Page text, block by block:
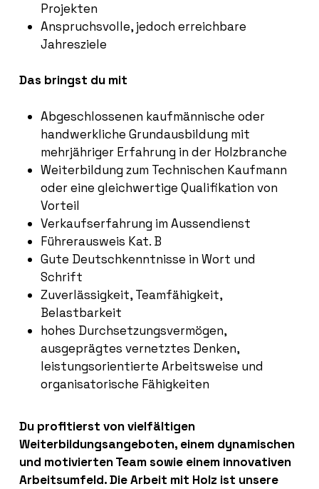
Projekten
Anspruchsvolle, jedoch erreichbare
Jahresziele
Das bringst du mit
Abgeschlossenen kaufmännische oder
handwerkliche Grundausbildung mit
mehrjähriger Erfahrung in der Holzbranche
Weiterbildung zum Technischen Kaufmann
oder eine gleichwertige Qualifikation von
Vorteil
Verkaufserfahrung im Aussendienst
Führerausweis Kat. B
Gute Deutschkenntnisse in Wort und
Schrift
Zuverlässigkeit, Teamfähigkeit,
Belastbarkeit
hohes Durchsetzungsvermögen,
ausgeprägtes vernetztes Denken,
leistungsorientierte Arbeitsweise und
organisatorische Fähigkeiten
Du profitierst von vielfältigen
Weiterbildungsangeboten, einem dynamischen
und motivierten Team sowie einem innovativen
Arbeitsumfeld. Die Arbeit mit Holz ist unsere